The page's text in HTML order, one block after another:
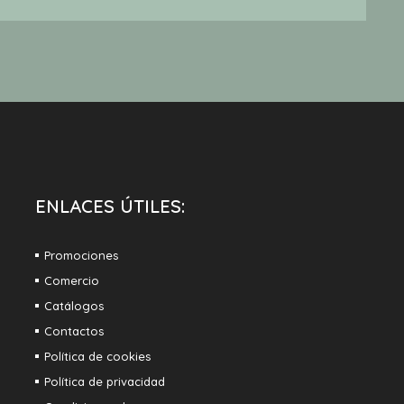
ENLACES ÚTILES:
Promociones
Comercio
Catálogos
Contactos
Política de cookies
Política de privacidad